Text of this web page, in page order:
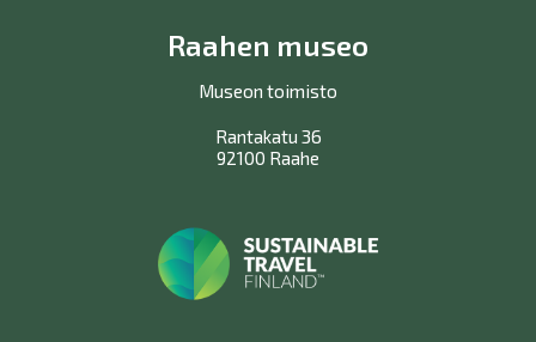
Raahen museo
Museon toimisto
Rantakatu 36
92100 Raahe